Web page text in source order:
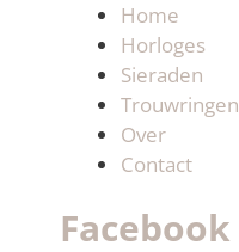
Home
Horloges
Sieraden
Trouwringen
Over
Contact
Facebook